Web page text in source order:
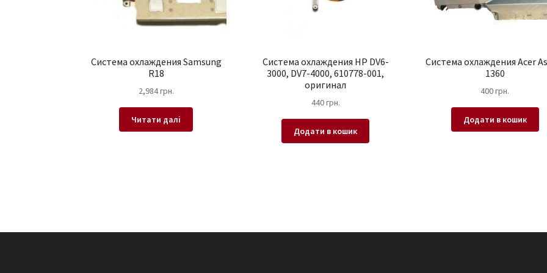
Система охлаждения Samsung
R18
2,984грн.
Читати далі
Система охлаждения HP DV6-
3000, DV7-4000, 610778-001,
оригинал
440грн.
Додати в кошик
Система охлаждения Acer
1360
400грн.
Додати в кошик